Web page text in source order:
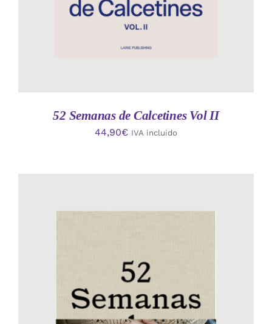
52 Semanas de Calcetines Vol II
44,90€ IVA incluido
AÑADIR AL CARRITO
/